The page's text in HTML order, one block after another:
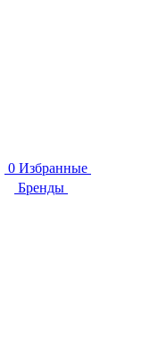
0 Избранные
Бренды